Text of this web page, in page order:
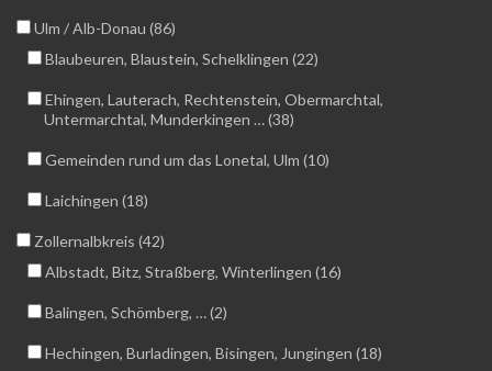
Ulm / Alb-Donau (86)
Blaubeuren, Blaustein, Schelklingen (22)
Ehingen, Lauterach, Rechtenstein, Obermarchtal,
Untermarchtal, Munderkingen … (38)
Gemeinden rund um das Lonetal, Ulm (10)
Laichingen (18)
Zollernalbkreis (42)
Albstadt, Bitz, Straßberg, Winterlingen (16)
Balingen, Schömberg, … (2)
Hechingen, Burladingen, Bisingen, Jungingen (18)